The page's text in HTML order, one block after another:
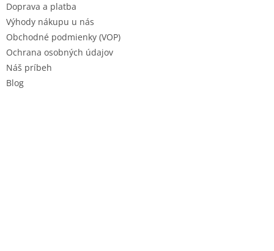
Doprava a platba
Výhody nákupu u nás
Obchodné podmienky (VOP)
Ochrana osobných údajov
Náš príbeh
Blog